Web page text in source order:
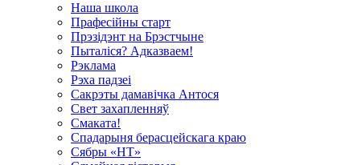
Наша школа
Прафесійны старт
Прэзідэнт на Брэстчыне
Пыталіся? Адказваем!
Рэклама
Рэха падзеі
Сакрэты дамавічка Антося
Свет захапленняў
Смаката!
Спадарыня берасцейскага краю
Сябры «НТ»